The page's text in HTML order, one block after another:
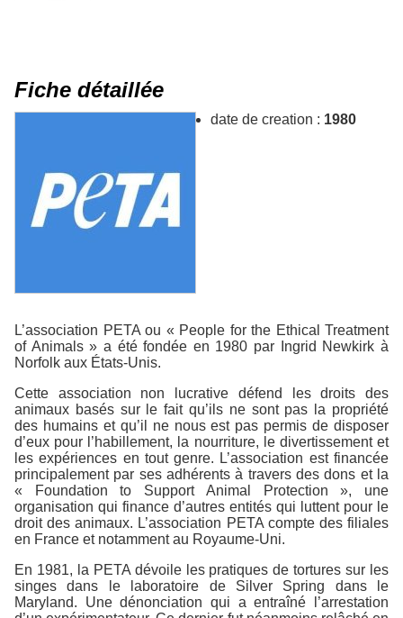
Fiche détaillée
date de creation : 1980
L’association PETA ou « People for the Ethical Treatment
of Animals » a été fondée en 1980 par Ingrid Newkirk à
Norfolk aux États-Unis.
Cette association non lucrative défend les droits des
animaux basés sur le fait qu’ils ne sont pas la propriété
des humains et qu’il ne nous est pas permis de disposer
d’eux pour l’habillement, la nourriture, le divertissement et
les expériences en tout genre. L’association est financée
principalement par ses adhérents à travers des dons et la
« Foundation to Support Animal Protection », une
organisation qui finance d’autres entités qui luttent pour le
droit des animaux. L’association PETA compte des filiales
en France et notamment au Royaume-Uni.
En 1981, la PETA dévoile les pratiques de tortures sur les
singes dans le laboratoire de Silver Spring dans le
Maryland. Une dénonciation qui a entraîné l’arrestation